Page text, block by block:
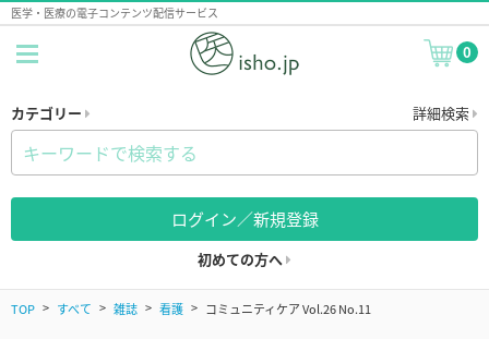
医学・医療の電子コンテンツ配信サービス
0
カテゴリー 詳細検索
ログイン／新規登録
初めての方へ
TOP すべて 雑誌 看護 コミュニティケア Vol.26 No.11